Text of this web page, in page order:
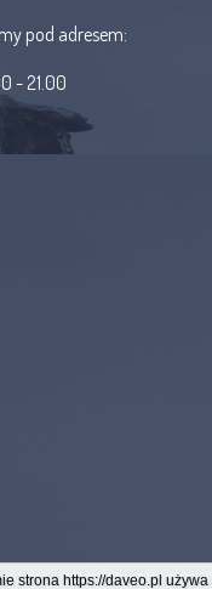
pod adresem:
- 21.00
strona https://daveo.pl używa